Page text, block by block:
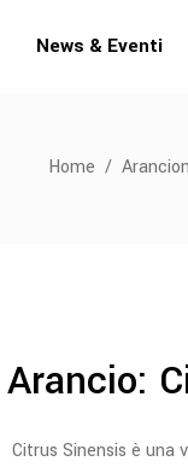
News & Eventi
Home /
Arancio:
Citrus Sinensis è una